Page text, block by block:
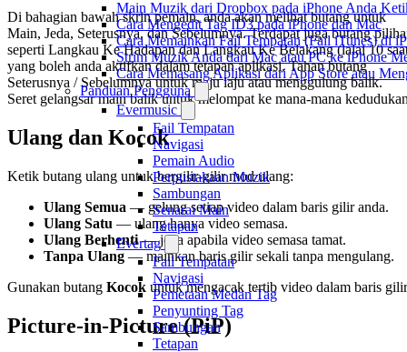
Main Muzik dari Dropbox pada iPhone Anda
Cara Mengedit Tag ID3 pada iPhone dan Mac
Cara Memainkan Fail Tempatan (Fail iTunes) di
Strim Muzik Anda dari Mac atau PC ke iPhone
Cara Memasang Aplikasi dari App Store atau
Panduan Pengguna
Evermusic
Fail Tempatan
Navigasi
Pemain Audio
Perpustakaan Muzik
Sambungan
Senarai Main
Tetapan
Evertag
Fail Tempatan
Navigasi
Pemetaan Medan Tag
Penyunting Tag
Sambungan
Tetapan
Di bahagian bawah skrin pemain, anda akan melihat butang untuk
Main, Jeda, Seterusnya, dan Sebelumnya. Terdapat juga butang
seperti Langkau Ke Hadapan dan Langkau Ke Belakang (lalai 10
yang boleh anda aktifkan dalam tetapan aplikasi. Tahan butang
Seterusnya / Sebelumnya untuk maju laju atau menggulung balik.
Seret gelangsar main balik untuk melompat ke mana-mana
Ulang dan Kocok
Ketik butang ulang untuk bergilir-gilir mod ulang:
Ulang Semua — gelung setiap video dalam baris gilir anda.
Ulang Satu — ulang hanya video semasa.
Ulang Berhenti— jeda apabila video semasa tamat.
Tanpa Ulang — mainkan baris gilir sekali tanpa mengulang.
Gunakan butang Kocok untuk mengacak tertib video dalam baris
Picture-in-Picture (PiP)